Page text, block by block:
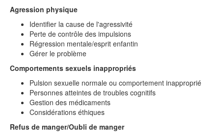
Agression physique
Identifier la cause de l'agressivité
Perte de contrôle des impulsions
Régression mentale/esprit enfantin
Gérer le problème
Comportements sexuels inappropriés
Pulsion sexuelle normale ou comportement inapproprié
Personnes atteintes de troubles cognitifs
Gestion des médicaments
Considérations éthiques
Refus de manger/Oubli de manger